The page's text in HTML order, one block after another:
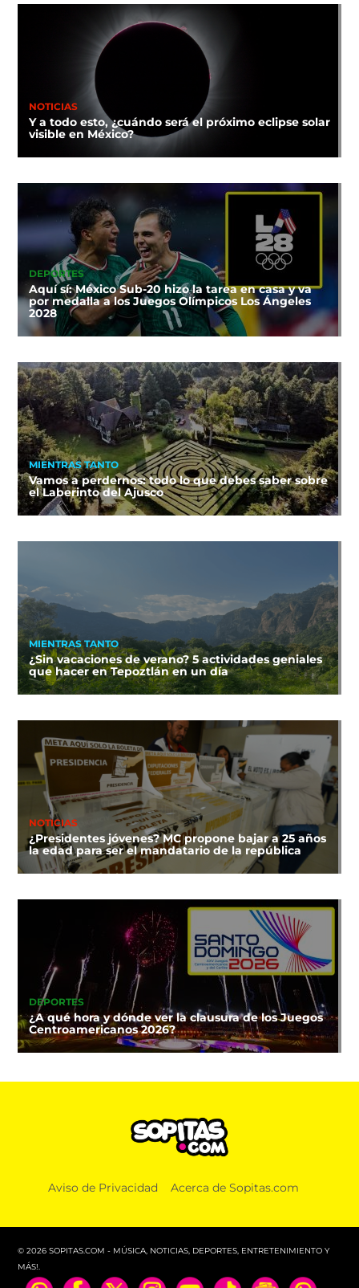
NOTICIAS
Y a todo esto, ¿cuándo será el próximo eclipse solar
visible en México?
DEPORTES
Aquí sí: México Sub-20 hizo la tarea en casa y va
por medalla a los Juegos Olímpicos Los Ángeles
2028
MIENTRAS TANTO
Vamos a perdernos: todo lo que debes saber sobre
el Laberinto del Ajusco
MIENTRAS TANTO
¿Sin vacaciones de verano? 5 actividades geniales
que hacer en Tepoztlán en un día
NOTICIAS
¿Presidentes jóvenes? MC propone bajar a 25 años
la edad para ser el mandatario de la república
DEPORTES
¿A qué hora y dónde ver la clausura de los Juegos
Centroamericanos 2026?
Aviso de Privacidad Acerca de Sopitas.com
© 2026 SOPITAS.COM - MÚSICA, NOTICIAS, DEPORTES, ENTRETENIMIENTO Y
MÁS!.